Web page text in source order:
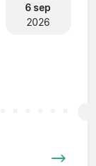
6 sep
2026